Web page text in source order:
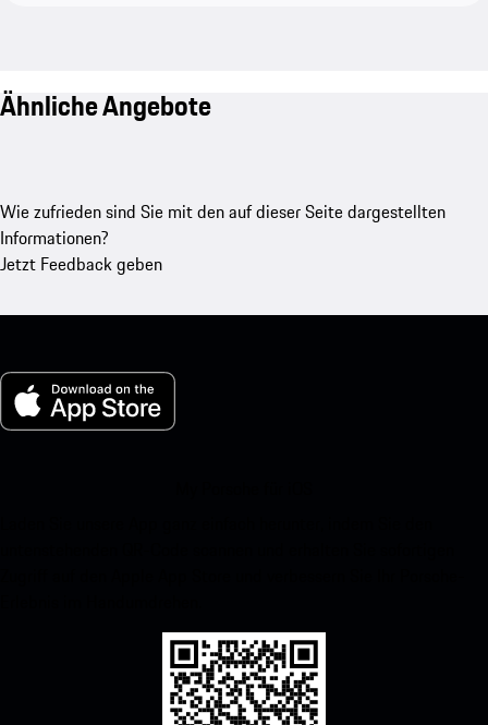
Ähnliche Angebote
Wie zufrieden sind Sie mit den auf dieser Seite dargestellten
Informationen?
Jetzt Feedback geben